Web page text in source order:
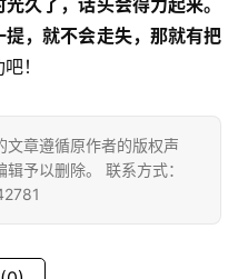
注册
久了，话头会得力起来。
，就不会走失，那就有把
！
文章遵循原作者的版权声
予以删除。 联系方式：